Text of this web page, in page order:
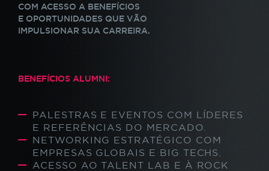
COM ACESSO A BENEFÍCIOS
E OPORTUNIDADES QUE VÃO
IMPULSIONAR SUA CARREIRA.
BENEFÍCIOS ALUMNI:
PALESTRAS E EVENTOS COM LÍDERES
E REFERÊNCIAS DO MERCADO.
NETWORKING ESTRATÉGICO COM
EMPRESAS GLOBAIS E BIG TECHS.
ACESSO AO TALENT LAB E À ROCK